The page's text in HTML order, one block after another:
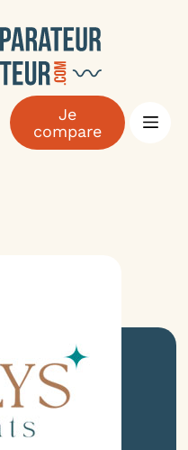
Je
compare